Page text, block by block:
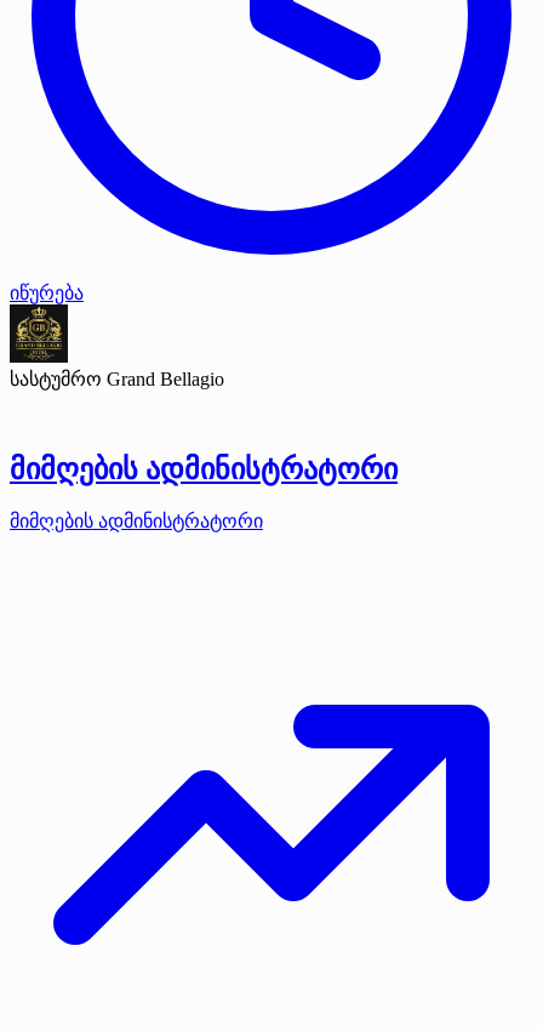
იწურება
სასტუმრო Grand Bellagio
მიმღების ადმინისტრატორი
მიმღების ადმინისტრატორი